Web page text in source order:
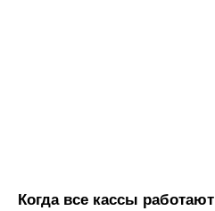
Когда все кассы работают